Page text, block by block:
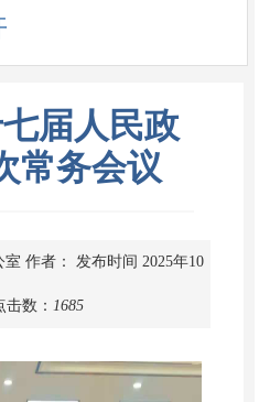
届人民政
常务会议
室 作者： 发布时间 2025年10
击数： 1685